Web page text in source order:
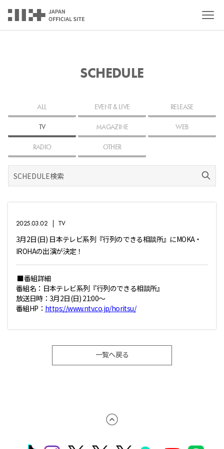
SCHEDULE
ALL EVENT & LIVE RELEASE
TV MAGAZINE WEB
RADIO OTHER
2025.03.02 TV
3月2日(日) 日本テレビ系列『行列のできる相談所』にMOKA・
IROHAの出演が決定！
■番組詳細
番組名：日本テレビ系列『行列のできる相談所』
放送日時：3月2日(日) 21:00～
番組HP： https://www.ntv.co.jp/horitsu/
一覧へ戻る